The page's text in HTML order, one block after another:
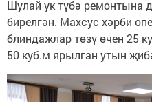
Шулай ук түбә ремонтына
бирелгән. Махсус хәрби
блиндажлар төзү өчен 25
50 куб.м ярылган утын